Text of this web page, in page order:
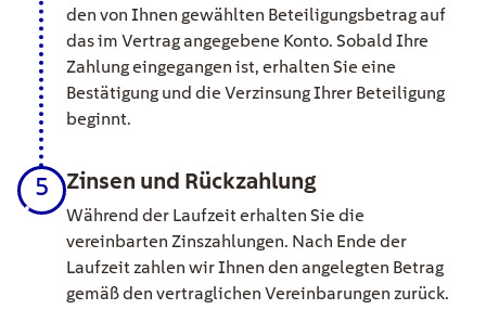
den von Ihnen gewählten Beteiligungsbetrag auf
das im Vertrag angegebene Konto. Sobald Ihre
Zahlung eingegangen ist, erhalten Sie eine
Bestätigung und die Verzinsung Ihrer Beteiligung
beginnt.
5 Zinsen und Rückzahlung
Während der Laufzeit erhalten Sie die
vereinbarten Zinszahlungen. Nach Ende der
Laufzeit zahlen wir Ihnen den angelegten Betrag
gemäß den vertraglichen Vereinbarungen zurück.